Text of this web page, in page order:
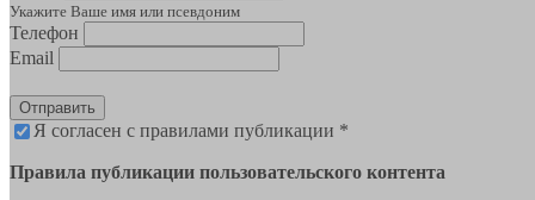
Укажите Ваше имя или псевдоним
Телефон
Email
Отправить
Я согласен с правилами публикации *
Правила публикации пользовательского контента